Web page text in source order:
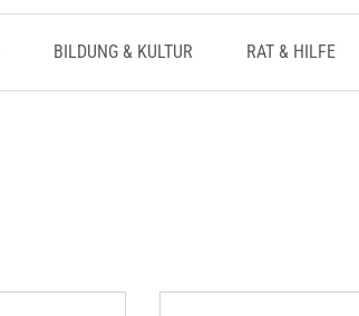
BILDUNG & KULTUR RAT & HILFE